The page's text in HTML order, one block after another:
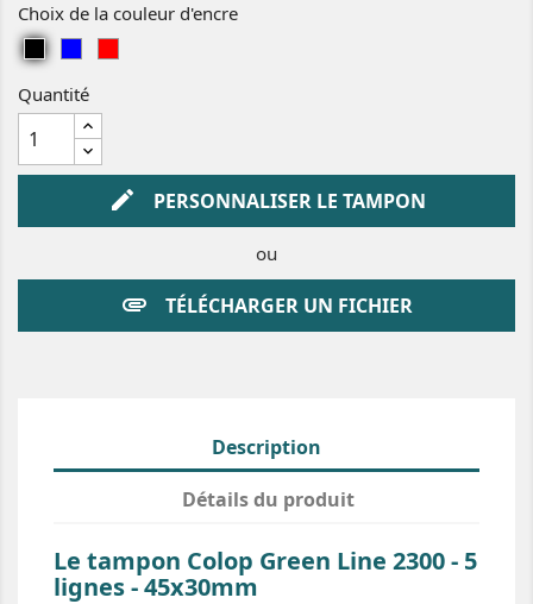
Choix de la couleur d'encre
i
r
e
u
Quantité
edit PERSONNALISER LE TAMPON
ou
attachment TÉLÉCHARGER UN FICHIER
Description
Détails du produit
Le tampon Colop Green Line 2300 - 5
lignes - 45x30mm